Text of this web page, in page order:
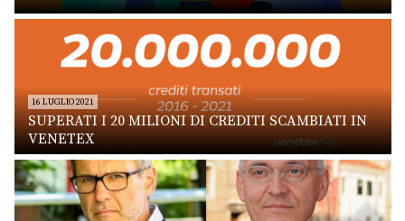
16 LUGLIO 2021
SUPERATI I 20 MILIONI DI CREDITI SCAMBIATI IN
VENETEX